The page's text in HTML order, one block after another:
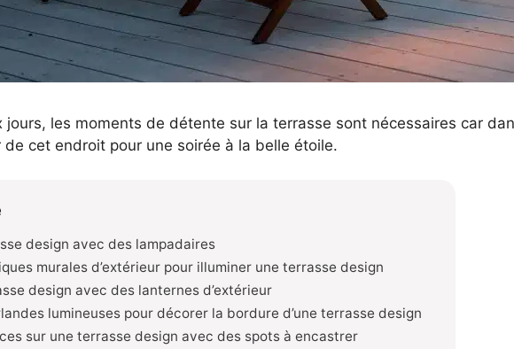
jours, les moments de détente sur la terrasse sont nécessaires car
cet endroit pour une soirée à la belle étoile.
design avec des lampadaires
murales d’extérieur pour illuminer une terrasse design
design avec des lanternes d’extérieur
lumineuses pour décorer la bordure d’une terrasse design
sur une terrasse design avec des spots à encastrer